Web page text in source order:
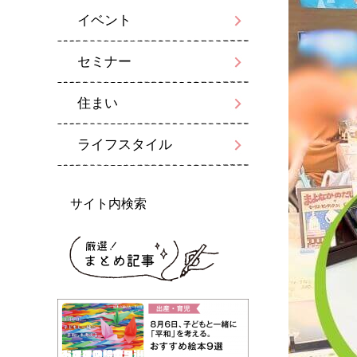
イベント
セミナー
住まい
ライフスタイル
サイト内検索